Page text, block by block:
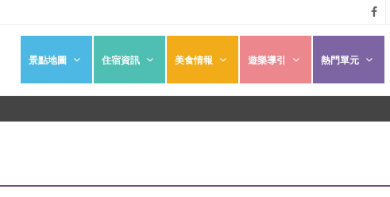
悠遊
墾丁
粉絲
景點地圖 住宿資訊 美食情報 遊樂導引 熱門單元